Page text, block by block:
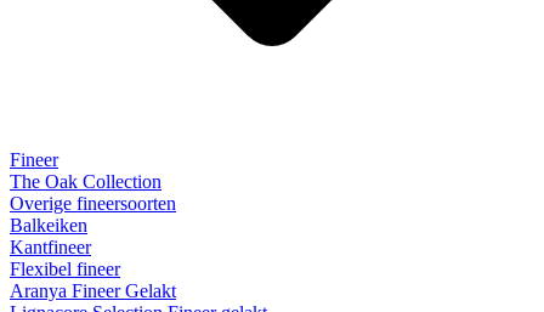
Fineer
The Oak Collection
Overige fineersoorten
Balkeiken
Kantfineer
Flexibel fineer
Aranya Fineer Gelakt